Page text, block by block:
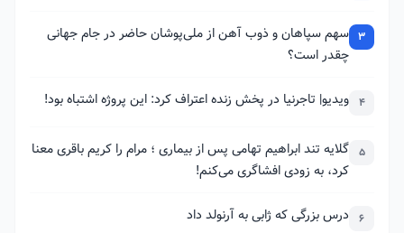
3 سهم سپاهان و ذوب آهن از ملی‌پوشان حاضر در جام جهانی
چقدر است؟
4 ویدیو| تاجرنیا در پخش زنده اعتراف کرد: این پروژه اشتباه بود!
5 گلایه تند ابراهیم تهامی پس از بیماری ؛ مرام را کریم باقری معنا
کرد، به زودی افشاگری می‌کنم!
6 درس بزرگی که ژابی به آرنولد داد